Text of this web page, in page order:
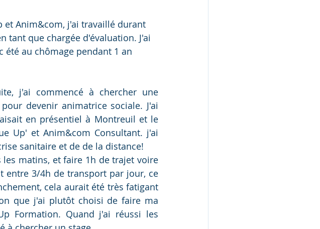
et Anim&com, j'ai travaillé durant
tant que chargée d'évaluation. J'ai
été au chômage pendant 1 an
j'ai commencé à chercher une
devenir animatrice sociale. J'ai
en présentiel à Montreuil et le
Up' et Anim&com Consultant. j'ai
sanitaire et de de la distance!
entre 3/4h de transport par jour, ce
cela aurait été très fatigant
que j'ai plutôt choisi de faire ma
Formation. Quand j'ai réussi les